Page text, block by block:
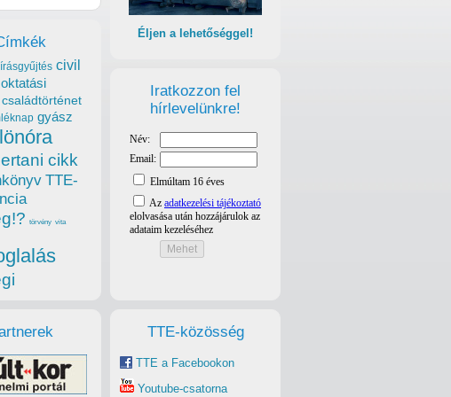
Éljen a lehetőséggel!
Iratkozzon fel
hírlevelünkre!
TTE-közösség
TTE a Facebookon
Youtube-csatorna
civil
családtörténet
gyász
cikk
TTE-
törvény vita